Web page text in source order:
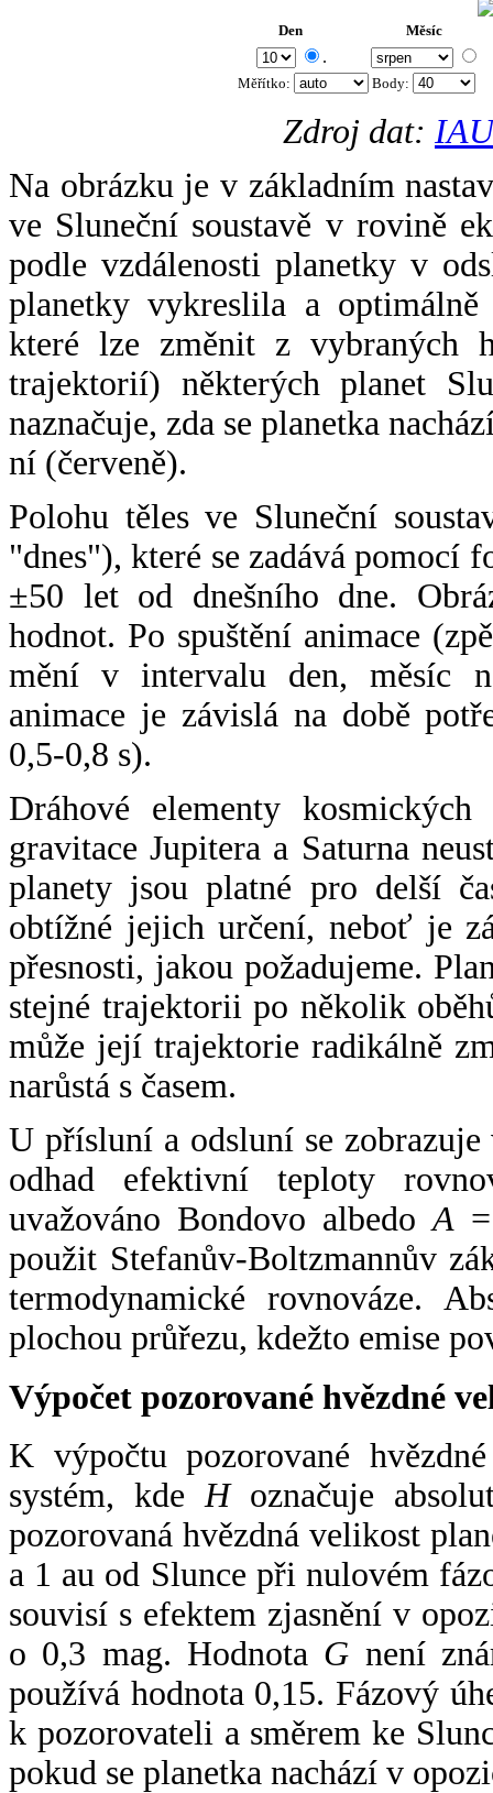
Den Měsíc
.
Měřítko: Body:
Zdroj dat:
Na obrázku je v základním
ve Sluneční soustavě v rovině
podle vzdálenosti planetky v
planetky vykreslila a
které lze změnit z vybraných
trajektorií) některých planet
naznačuje, zda se planetka
ní (červeně).
Polohu těles ve Sluneční
"dnes"), které se zadává pomocí
±50 let od dnešního dne.
hodnot. Po spuštění animace
mění v intervalu den, měsíc
animace je závislá na době
0,5-0,8 s).
Dráhové elementy
gravitace Jupitera a Saturna
planety jsou platné pro delší
obtížné jejich určení, neboť je
přesnosti, jakou požadujeme.
stejné trajektorii po několik
může její trajektorie radikálně
narůstá s časem.
U přísluní a odsluní se
odhad efektivní teploty
uvažováno Bondovo albedoA
použit Stefanův-Boltzmannův
termodynamické rovnováze.
plochou průřezu, kdežto emise
Výpočet pozorované hvězdné
K výpočtu pozorované
systém, kde Hoznačuje
pozorovaná hvězdná velikost
a 1 au od Slunce při nulovém
souvisí s efektem zjasnění v
o 0,3 mag. Hodnota G není
používá hodnota 0,15. Fázový
k pozorovateli a směrem ke
pokud se planetka nachází v